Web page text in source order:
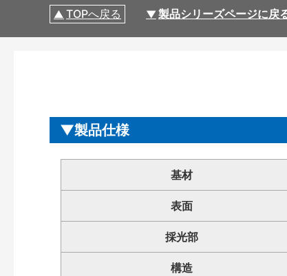
TOPへ戻る 製品シリーズページに戻
製品仕様
基材
表面
採光部
構造